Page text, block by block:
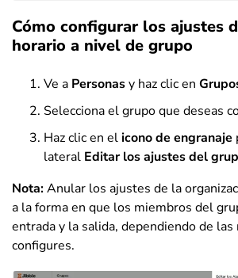
Cómo configurar los ajustes
horario a nivel de grupo
Ve a Personasy haz clic en
Selecciona el grupo que deseas
Haz clic en elicono de engranaje
lateral Editar los ajustes del
Nota:Anular los ajustes de la
a la forma en que los miembros del
entrada y la salida, dependiendo de las
configures.